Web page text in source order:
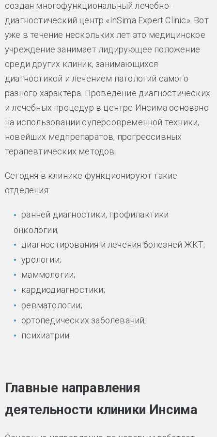
создан многофункциональный лечебно-
диагностический центр «InSima Expert Clinic». Вот
уже в течение нескольких лет это медицинское
учреждение занимает лидирующее положение
среди других клиник, занимающихся
диагностикой и лечением патологий самого
разного характера. Проведение диагностических
и лечебных процедур в центре Инсима основано
на использовании суперсовременной техники,
новейших медпрепаратов, прогрессивных
терапевтических методов.
Сегодня в клинике функционируют такие
отделения:
ранней диагностики, профилактики
онкологии;
диагностирования и лечения болезней ЖКТ;
урологии;
маммологии;
кардиодиагностики;
ревматологии;
ортопедических заболеваний;
психиатрии.
Главные направления
деятельности клиники Инсима